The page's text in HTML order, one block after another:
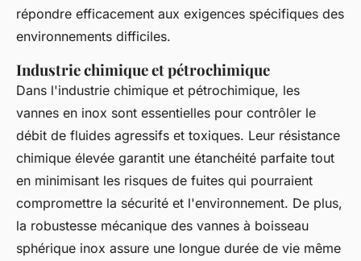
répondre efficacement aux exigences spécifiques des
environnements difficiles.
Industrie chimique et pétrochimique
Dans l'industrie chimique et pétrochimique, les
vannes en inox sont essentielles pour contrôler le
débit de fluides agressifs et toxiques. Leur résistance
chimique élevée garantit une étanchéité parfaite tout
en minimisant les risques de fuites qui pourraient
compromettre la sécurité et l'environnement. De plus,
la robustesse mécanique des vannes à boisseau
sphérique inox assure une longue durée de vie même